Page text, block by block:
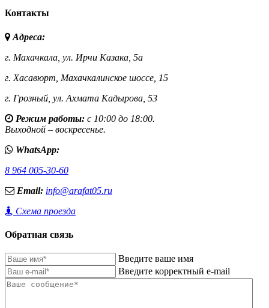
Контакты
Адреса:
г. Махачкала, ул. Ирчи Казака, 5а
г. Хасавюрт, Махачкалинское шоссе, 15
г. Грозный, ул. Ахмата Кадырова, 53
Режим работы: с 10:00 до 18:00.
Выходной – воскресенье.
WhatsApp:
8 964 005-30-60
Email: info@arafat05.ru
Схема проезда
Обратная связь
Введите ваше имя
Введите корректный e-mail